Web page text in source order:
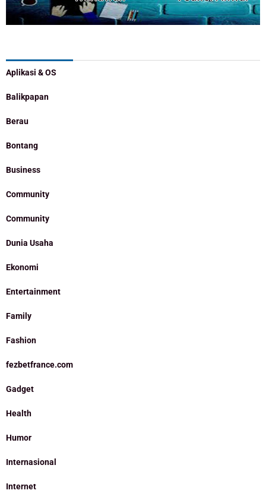
Aplikasi & OS
Balikpapan
Berau
Bontang
Business
Community
Community
Dunia Usaha
Ekonomi
Entertainment
Family
Fashion
fezbetfrance.com
Gadget
Health
Humor
Internasional
Internet